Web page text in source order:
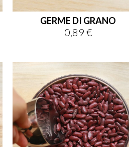
GERME DI GRANO
Prezzo
0,89 €